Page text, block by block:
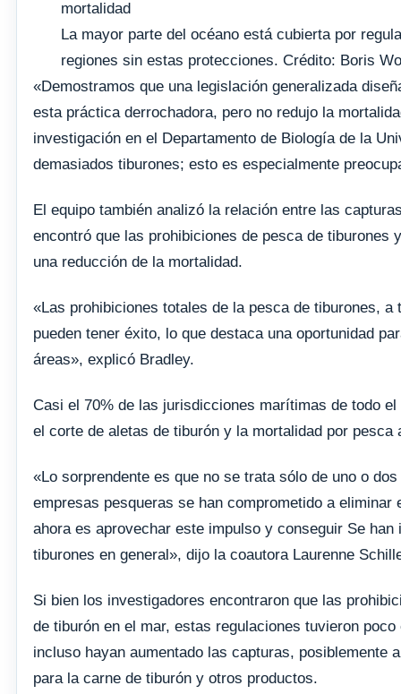
La mayor parte del océano está cubierta por
regiones sin estas protecciones. Crédito: Boris
«Demostramos que una legislación generalizada
esta práctica derrochadora, pero no redujo la
investigación en el Departamento de Biología de la
demasiados tiburones; esto es especialmente
El equipo también analizó la relación entre las
encontró que las prohibiciones de pesca de
una reducción de la mortalidad.
«Las prohibiciones totales de la pesca de tiburones,
pueden tener éxito, lo que destaca una oportunidad
áreas», explicó Bradley.
Casi el 70% de las jurisdicciones marítimas de todo
el corte de aletas de tiburón y la mortalidad por
«Lo sorprendente es que no se trata sólo de uno o
empresas pesqueras se han comprometido a
ahora es aprovechar este impulso y conseguir Se
tiburones en general», dijo la coautora Laurenne
Si bien los investigadores encontraron que las
de tiburón en el mar, estas regulaciones tuvieron
incluso hayan aumentado las capturas,
para la carne de tiburón y otros productos.